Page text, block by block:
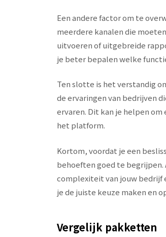
Een andere factor om te
meerdere kanalen die
uitvoeren of uitgebreide
je beter bepalen welke
Ten slotte is het verstandig
de ervaringen van bedrijven
ervaren. Dit kan je helpen
het platform.
Kortom, voordat je een
behoeften goed te begrijpen.
complexiteit van jouw bedrijf
je de juiste keuze maken en
Vergelijk pakketten